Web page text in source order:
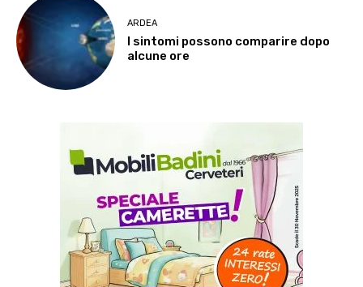
ARDEA
I sintomi possono comparire dopo
alcune ore